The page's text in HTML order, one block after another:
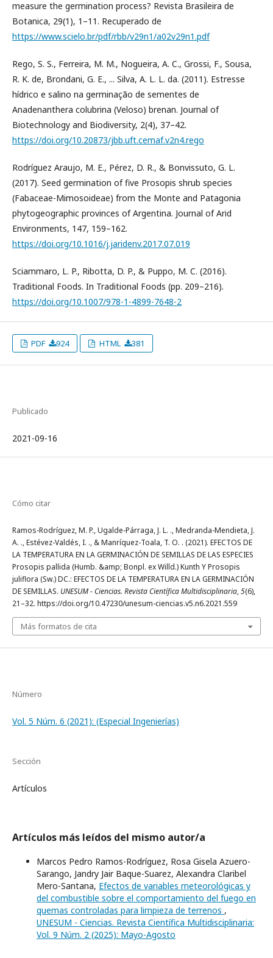
measure the germination process? Revista Brasileira de
Botanica, 29(1), 1–11. Recuperado de
https://www.scielo.br/pdf/rbb/v29n1/a02v29n1.pdf
Rego, S. S., Ferreira, M. M., Nogueira, A. C., Grossi, F., Sousa,
R. K. de, Brondani, G. E., ... Silva, A. L. L. da. (2011). Estresse
hídrico e salino na germinação de sementes de
Anadenanthera colubrina (Veloso) brenan. Journal of
Biotechnology and Biodiversity, 2(4), 37–42.
https://doi.org/10.20873/jbb.uft.cemaf.v2n4.rego
Rodríguez Araujo, M. E., Pérez, D. R., & Bonvissuto, G. L.
(2017). Seed germination of five Prosopis shrub species
(Fabaceae-Mimosoideae) from the Monte and Patagonia
phytogeographic provinces of Argentina. Journal of Arid
Environments, 147, 159–162.
https://doi.org/10.1016/j.jaridenv.2017.07.019
Sciammaro, L. P., Ribotta, D. P., & Puppo, M. C. (2016).
Traditional Foods. In Traditional Foods (pp. 209–216).
https://doi.org/10.1007/978-1-4899-7648-2
PDF 924 HTML 381
Publicado
2021-09-16
Cómo citar
Ramos-Rodríguez, M. P., Ugalde-Párraga, J. L. ., Medranda-Mendieta, J.
A. ., Estévez-Valdés, I. ., & Manríquez-Toala, T. O. . (2021). EFECTOS DE
LA TEMPERATURA EN LA GERMINACIÓN DE SEMILLAS DE LAS ESPECIES
Prosopis pallida (Humb. &amp; Bonpl. ex Willd.) Kunth Y Prosopis
juliflora (Sw.) DC.: EFECTOS DE LA TEMPERATURA EN LA GERMINACIÓN
DE SEMILLAS. UNESUM - Ciencias. Revista Científica Multidisciplinaria,5(6),
21–32. https://doi.org/10.47230/unesum-ciencias.v5.n6.2021.559
Más formatos de cita
Número
Vol. 5 Núm. 6 (2021): (Especial Ingenierí­as)
Sección
Artículos
Artículos más leídos del mismo autor/a
Marcos Pedro Ramos-Rodríguez, Rosa Gisela Azuero-
Sarango, Jandry Jair Baque-Suarez, Alexandra Claribel
Mero-Santana, Efectos de variables meteorológicas y
del combustible sobre el comportamiento del fuego en
quemas controladas para limpieza de terrenos ,
UNESUM - Ciencias. Revista Científica Multidisciplinaria:
Vol. 9 Núm. 2 (2025): Mayo-Agosto